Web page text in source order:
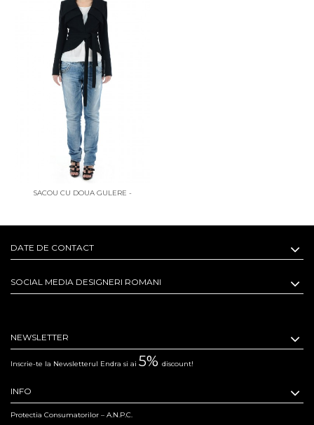
SACOU CU DOUA GULERE -
DATE DE CONTACT
SOCIAL MEDIA DESIGNERI ROMANI
NEWSLETTER
Inscrie-te la Newsletterul Endra si ai 5% discount!
INFO
Protectia Consumatorilor – A.N.P.C.